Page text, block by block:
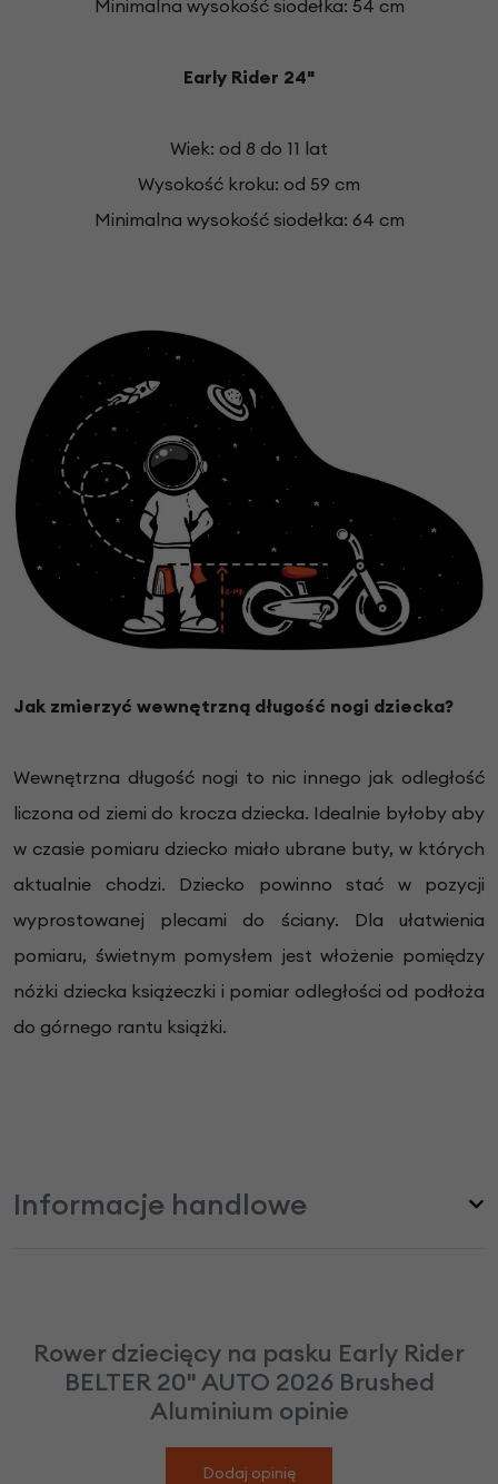
Minimalna wysokość siodełka: 54 cm
Early Rider 24"
Wiek: od 8 do 11 lat
Wysokość kroku: od 59 cm
Minimalna wysokość siodełka: 64 cm
Jak zmierzyć wewnętrzną długość nogi dziecka?
Wewnętrzna długość nogi to nic innego jak odległość
liczona od ziemi do krocza dziecka. Idealnie byłoby aby
w czasie pomiaru dziecko miało ubrane buty, w których
aktualnie chodzi. Dziecko powinno stać w pozycji
wyprostowanej plecami do ściany. Dla ułatwienia
pomiaru, świetnym pomysłem jest włożenie pomiędzy
nóżki dziecka książeczki i pomiar odległości od podłoża
do górnego rantu książki.
Informacje handlowe
Rower dziecięcy na pasku Early Rider
BELTER 20" AUTO 2026 Brushed
Aluminium opinie
Dodaj opinię